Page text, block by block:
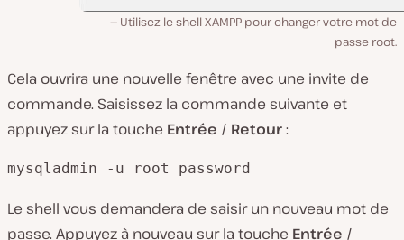
Utilisez le shell XAMPP pour changer votre mot de
passe root.
Cela ouvrira une nouvelle fenêtre avec une invite de
commande. Saisissez la commande suivante et
appuyez sur la touche Entrée / Retour:
mysqladmin -u root password
Le shell vous demandera de saisir un nouveau mot de
passe. Appuyez à nouveau sur la touche Entrée /